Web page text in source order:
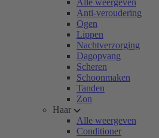
Alle weergeven
Anti-veroudering
Ogen
Lippen
Nachtverzorging
Dagopvang
Scheren
Schoonmaken
Tanden
Zon
Haar
Alle weergeven
Conditioner